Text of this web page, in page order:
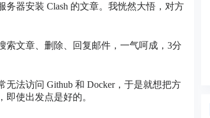
器安装 Clash 的文章。我恍然大悟，对方
索文章、删除、回复邮件，一气呵成，3分
法访问 Github 和 Docker，于是就想把方
使出发点是好的。